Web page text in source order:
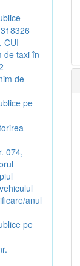
CUI
de taxi în
de
pe
074,
anul
pe